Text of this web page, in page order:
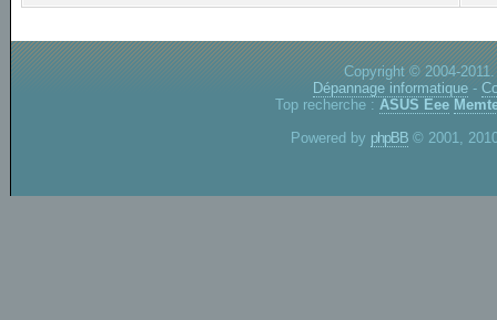
Copyright © 2004-
Dépannage informatique -
Top recherche : ASUS Eee
Powered by phpBB © 2001,